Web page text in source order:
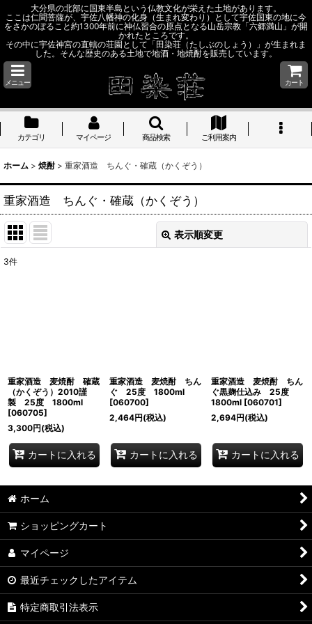
大分県の北部に国東半島という仏教文化が栄えた土地があります。
ここは仁聞菩薩が、宇佐八幡神の化身（生まれ変わり）として宇佐国東の地に今
をさかのぼること約1300年前に神仏習合の原点となる山岳宗教「六郷満山」が開
かれたところです。
その中に宇佐神宮の直轄の荘園として「田染荘（たしぶのしょう）」が生まれま
した。そんな歴史のある土地で地酒・地焼酎を販売しています。
メニュー カート
カテゴリ マイページ 商品検索 ご利用案内
ホーム > 焼酎 > 重家酒造 ちんぐ・確蔵（かくぞう）
重家酒造 ちんぐ・確蔵（かくぞう）
表示順変更
3件
重家酒造 麦焼酎 確蔵
（かくぞう）2010謹
製 25度 1800ml
[060705]
3,300円(税込)
カートに入れる
重家酒造 麦焼酎 ちん
ぐ 25度 1800ml
[060700]
2,464円(税込)
カートに入れる
重家酒造 麦焼酎 ちん
ぐ黒麹仕込み 25度
1800ml [060701]
2,694円(税込)
カートに入れる
ホーム
ショッピングカート
マイページ
最近チェックしたアイテム
特定商取引法表示